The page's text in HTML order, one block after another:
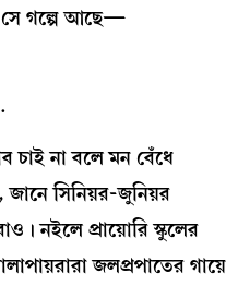
সে গল্পে আছে—
না বলে মন বেঁধে
জানে সিনিয়র-জুনিয়র
নইলে প্রায়োরি স্কুলের
জলপ্রপাতের গায়ে